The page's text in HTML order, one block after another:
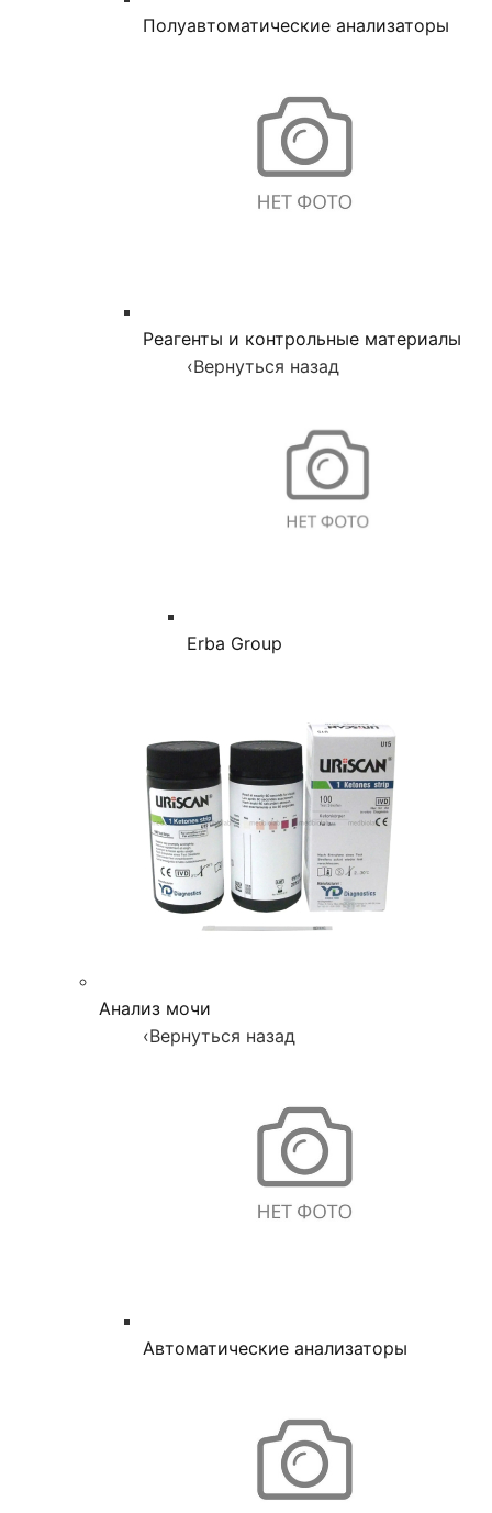
Полуавтоматические анализаторы
Реагенты и контрольные материалы
‹Вернуться назад
Erba Group
Анализ мочи
‹Вернуться назад
Автоматические анализаторы